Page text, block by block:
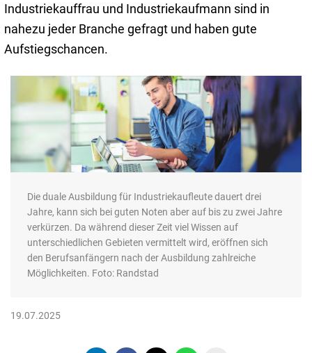
Industriekauffrau und Industriekaufmann sind in
nahezu jeder Branche gefragt und haben gute
Aufstiegschancen.
Die duale Ausbildung für Industriekaufleute dauert drei
Jahre, kann sich bei guten Noten aber auf bis zu zwei Jahre
verkürzen. Da während dieser Zeit viel Wissen auf
unterschiedlichen Gebieten vermittelt wird, eröffnen sich
den Berufsanfängern nach der Ausbildung zahlreiche
Möglichkeiten. Foto: Randstad
19.07.2025